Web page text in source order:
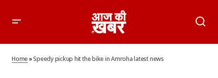
Home»Speedy pickup hit the bike in Amroha latest news